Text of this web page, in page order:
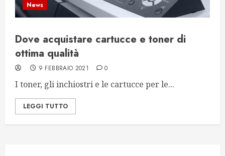
News
Dove acquistare cartucce e toner di
ottima qualità
9 FEBBRAIO 2021 0
I toner, gli inchiostri e le cartucce per le...
LEGGI TUTTO